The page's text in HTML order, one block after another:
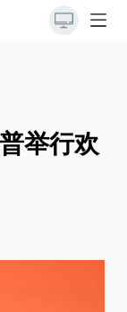
举行欢